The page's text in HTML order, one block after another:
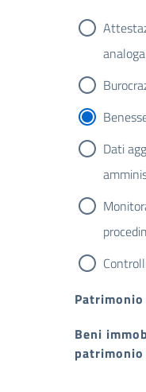
analoga
Dati
Beni
patrimonio